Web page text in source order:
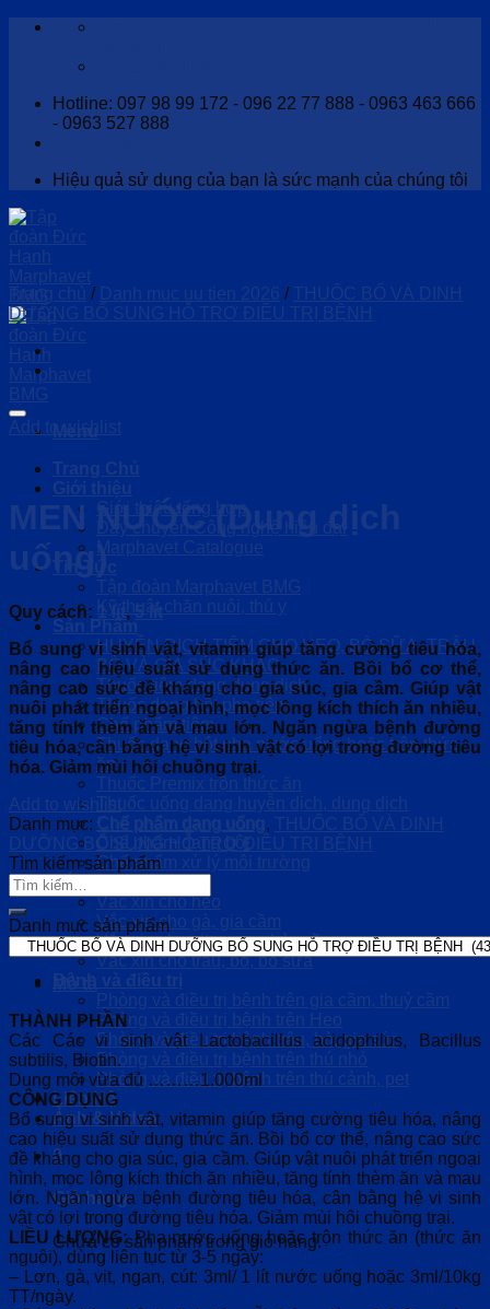
Skip
Hotline: 097 98 99 172 - 096 22 77 888 - 0963 463 666
- 0963 527 888
Hiệu quả sử dụng của bạn là sức mạnh của chúng tôi
Menu
Trang Chủ
Giới thiệu
Giới thiệu tổng hợp
Dây chuyền Công nghệ hiện đại
Marphavet Catalogue
Tin Tức
Tập đoàn Marphavet BMG
Kỹ thuật chăn nuôi, thú y
Sản Phẩm
HUYỄN DỊCH TIÊM CHO HEO, BÒ SỮA, TRÂU
BÒ VÀ GIA SÚC KHÁC
Thuốc tiêm dạng dung dịch
Thuốc dạng bột pha tiêm
Chế phẩm tiêm
Thuốc dạng bột pha nước uống hoặc trộn thức
ăn
Thuốc Premix trộn thức ăn
Thuốc uống dạng huyễn dịch, dung dịch
Chế phẩm dạng uống
Chế phẩm dạng bột
Chế phẩm xử lý môi trường
Vắc xin
Vắc xin cho heo
Vắc xin cho gà, gia cầm
Vắc xin cho vịt, ngan, thủy cầm
Vắc xin cho trâu, bò, bò sữa
Bệnh và điều trị
Phòng và điều trị bệnh trên gia cầm, thuỷ cầm
Phòng và điều trị bệnh trên Heo
Phòng và điều trị bệnh trâu, bò, gia súc
Phòng và điều trị bệnh trên thú nhỏ
Phòng và điều trị bệnh trên thú cảnh, pet
Liên Hệ
Ảnh & Video
0
Giỏ hàng
Chưa có sản phẩm trong giỏ hàng.
Trang chủ / Danh muc uu tien 2026 / THUỐC BỔ VÀ DINH
DƯỠNG BỔ SUNG HỖ TRỢ ĐIỀU TRỊ BỆNH
Add to wishlist
MEN NƯỚC (Dung dịch
uống)
Quy cách:1 lít,5 lít
Bổ sung vi sinh vật, vitamin giúp tăng cường tiêu hóa,
nâng cao hiệu suất sử dụng thức ăn. Bồi bổ cơ thể,
nâng cao sức đề kháng cho gia súc, gia cầm. Giúp vật
nuôi phát triển ngoại hình, mọc lông kích thích ăn nhiều,
tăng tính thèm ăn và mau lớn. Ngăn ngừa bệnh đường
tiêu hóa, cân bằng hệ vi sinh vật có lợi trong đường tiêu
hóa. Giảm mùi hôi chuồng trại.
Add to wishlist
Danh mục: Chế phẩm dạng uống , THUỐC BỔ VÀ DINH
DƯỠNG BỔ SUNG HỖ TRỢ ĐIỀU TRỊ BỆNH
Tìm kiếm sản phẩm
Tìm
kiếm:
Danh mục sản phẩm
Mô tả
THÀNH PHẦN
Các Các vi sinh vật Lactobacillus acidophilus, Bacillus
subtilis, Biotin.
Dung môi vừa đủ ………1.000ml
CÔNG DỤNG
Bổ sung vi sinh vật, vitamin giúp tăng cường tiêu hóa, nâng
cao hiệu suất sử dụng thức ăn. Bồi bổ cơ thể, nâng cao sức
đề kháng cho gia súc, gia cầm. Giúp vật nuôi phát triển ngoại
hình, mọc lông kích thích ăn nhiều, tăng tính thèm ăn và mau
lớn. Ngăn ngừa bệnh đường tiêu hóa, cân bằng hệ vi sinh
vật có lợi trong đường tiêu hóa. Giảm mùi hôi chuồng trại.
LIỀU LƯỢNG:Pha nước uống hoặc trộn thức ăn (thức ăn
nguội), dùng liên tục từ 3-5 ngày:
– Lợn, gà, vịt, ngan, cút: 3ml/ 1 lít nước uống hoặc 3ml/10kg
TT/ngày.